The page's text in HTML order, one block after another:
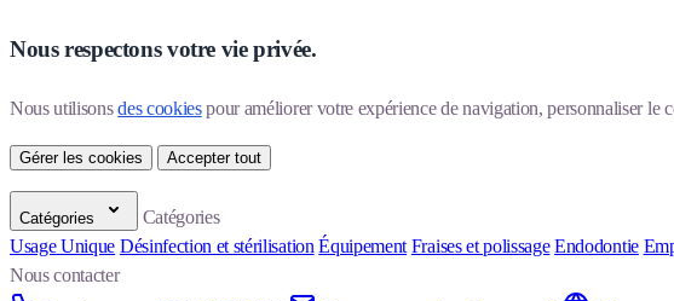
Nous respectons votre vie privée.
Nous utilisons des cookies pour améliorer votre expérience de navigation, personnaliser le
Gérer les cookies Accepter tout
Catégories
Catégories
Usage Unique Désinfection et stérilisation Équipement Fraises et polissage Endodontie
Nous contacter